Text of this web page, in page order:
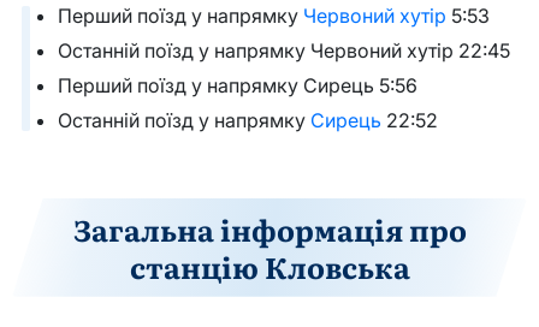
Перший поїзд у напрямку Червоний хутір 5:53
Останній поїзд у напрямку Червоний хутір 22:45
Перший поїзд у напрямку Сирець 5:56
Останній поїзд у напрямку Сирець 22:52
Загальна інформація про
станцію Кловська